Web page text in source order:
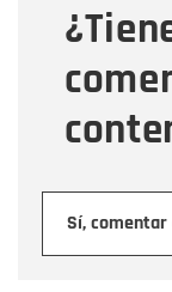
Sí,
Mensaje